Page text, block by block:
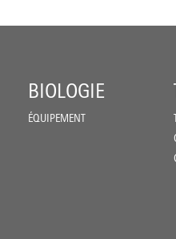
BIOLOGIE
ÉQUIPEMENT